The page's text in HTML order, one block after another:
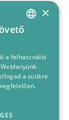
HUNGARIAN
×
a felhasználói
a sütikre